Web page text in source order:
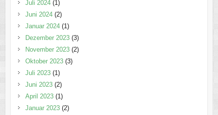
Juli 2024(1)
Juni 2024(2)
Januar 2024(1)
Dezember 2023(3)
November 2023(2)
Oktober 2023(3)
Juli 2023(1)
Juni 2023(2)
April 2023(1)
Januar 2023(2)